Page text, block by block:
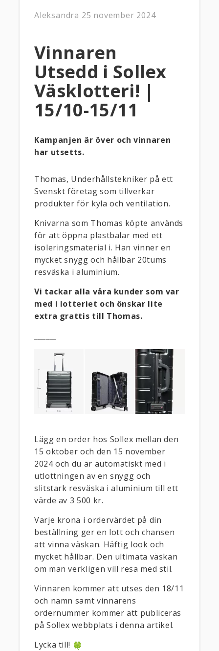
Aleksandra 25 november 2024
Vinnaren
Utsedd i Sollex
Väsklotteri! |
15/10-15/11
Kampanjen är över och vinnaren
har utsetts.
Thomas, Underhållstekniker på ett
Svenskt företag som tillverkar
produkter för kyla och ventilation.
Knivarna som Thomas köpte används
för att öppna plastbalar med ett
isoleringsmaterial i. Han vinner en
mycket snygg och hållbar 20tums
resväska i aluminium.
Vi tackar alla våra kunder som var
med i lotteriet och önskar lite
extra grattis till Thomas.
Lägg en order hos Sollex mellan den
15 oktober och den 15 november
2024 och du är automatiskt med i
utlottningen av en snygg och
slitstark resväska i aluminium till ett
värde av 3 500 kr.
Varje krona i ordervärdet på din
beställning ger en lott och chansen
att vinna väskan. Häftig look och
mycket hållbar. Den ultimata väskan
om man verkligen vill resa med stil.
Vinnaren kommer att utses den 18/11
och namn samt vinnarens
ordernummer kommer att publiceras
på Sollex webbplats i denna artikel.
Lycka till!